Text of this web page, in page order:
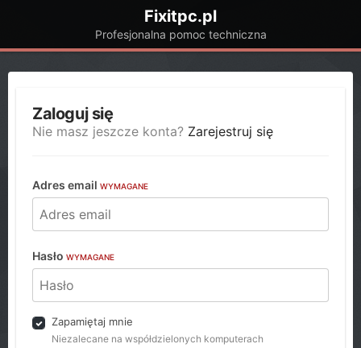
Fixitpc.pl
Profesjonalna pomoc techniczna
Zaloguj się
Nie masz jeszcze konta? Zarejestruj się
Adres email WYMAGANE
Hasło WYMAGANE
Zapamiętaj mnie
Niezalecane na współdzielonych komputerach